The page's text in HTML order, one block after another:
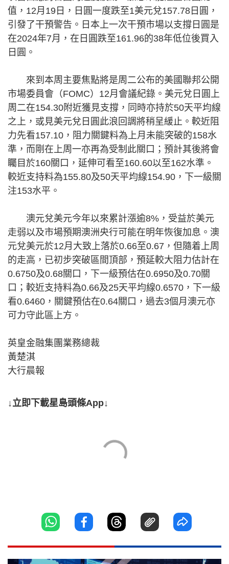
值，12月19日，日圓一度跌至1美元兌157.78日圓，
引發了干預警告。日本上一次干預市場以支撐日圓是
在2024年7月，在日圓跌至161.96的38年低位後買入
日圓。
來到本周主要焦點將是周二公布的美國聯邦公開
市場委員會（FOMC）12月會議紀錄。美元兌日圓上
周二在154.30附近獲見支撐，同時亦持於50天平均線
之上，或見美元兌日圓此浪回調將稍呈緩止。較近阻
力先看157.10，阻力關鍵料為上月未能突破的158水
準，而剛在上周一亦再為受制此關口；預計其後將會
矚目於160關口，延伸可看至160.60以至162水準。
較近支持料為155.80及50天平均線154.90，下一級關
注153水平。
澳元兌美元今年以來累計漲逾8%，受益於美元
走弱以及市場預期澳洲央行可能在明年恢復加息。澳
元兌美元於12月大致上落於0.66至0.67，但隨着上周
的走高，已初步突破區間頂部，預延較大阻力估計在
0.6750及0.68關口，下一級預估在0.6950及0.70關
口；較近支持料為0.66及25天平均線0.6570，下一級
看0.6460，關鍵預估在0.64關口，過去3個月澳元亦
可力守此區上方。
英皇金融集團業務總裁
黃楚淇
大行晨報
↓立即下載星島頭條App↓